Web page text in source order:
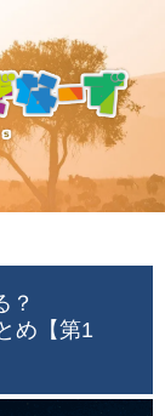
？
め【第1